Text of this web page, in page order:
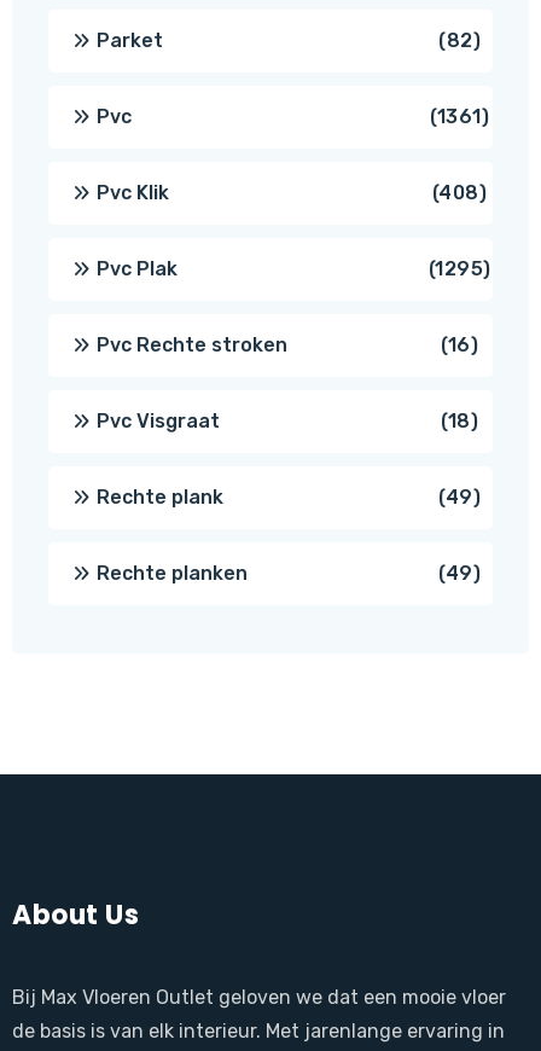
Parket 8282
Pvc 13611361
Pvc Klik 408408
Pvc Plak 12951295
Pvc Rechte stroken 1616
Pvc Visgraat 1818
Rechte plank 4949
Rechte planken 4949
About Us
Bij Max Vloeren Outlet geloven we dat een mooie vloer
de basis is van elk interieur. Met jarenlange ervaring in